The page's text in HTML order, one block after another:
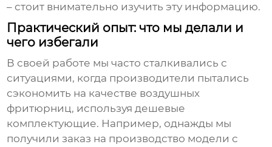
– стоит внимательно изучить эту информацию.
Практический опыт: что мы делали и
чего избегали
В своей работе мы часто сталкивались с
ситуациями, когда производители пытались
сэкономить на качестве воздушных
фритюрниц, используя дешевые
комплектующие. Например, однажды мы
получили заказ на производство модели с